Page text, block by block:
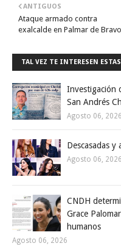
ANTIGUOS
Ataque armado contra
exalcalde en Palmar de Bravo
TAL VEZ TE INTERESEN
Investigación
San Andrés
Agosto 06, 2026
Descasadas y
Agosto 06, 2026
CNDH
Grace
humanos
Agosto 06, 2026